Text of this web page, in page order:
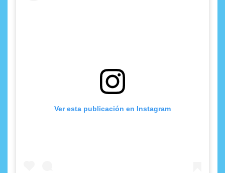
Ver esta publicación en Instagram